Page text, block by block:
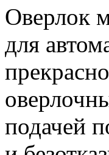
Оверлок
для
подачей